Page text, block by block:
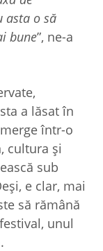
asta o să
bune”, ne-a
a lăsat în
într-o
cultura și
sub
e clar, mai
să rămână
unul